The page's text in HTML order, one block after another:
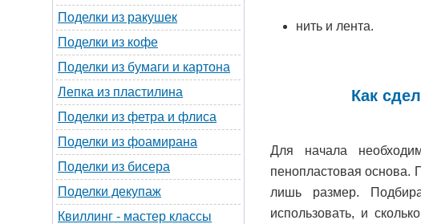
Поделки из ракушек
Поделки из кофе
Поделки из бумаги и картона
Лепка из пластилина
Поделки из фетра и флиса
Поделки из фоамирана
Поделки из бисера
Поделки декупаж
Квиллинг - мастер классы
нить и лента.
Как
Для начала
пенопластовая основа.
лишь размер.
использовать, и